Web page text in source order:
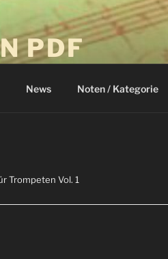
PDF
News Noten / Kategorie
Trompeten Vol. 1